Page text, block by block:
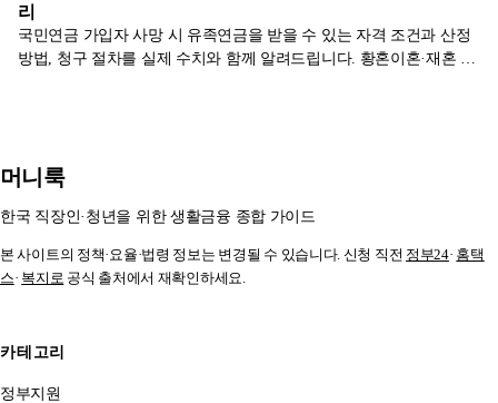
리
국민연금 가입자 사망 시 유족연금을 받을 수 있는 자격 조건과 산정
방법, 청구 절차를 실제 수치와 함께 알려드립니다. 황혼이혼·재혼 가
머니룩
한국 직장인·청년을 위한 생활금융 종합 가이드
본 사이트의 정책·요율·법령 정보는 변경될 수 있습니다. 신청 직전 정부24· 홈택
스· 복지로 공식 출처에서 재확인하세요.
카테고리
정부지원